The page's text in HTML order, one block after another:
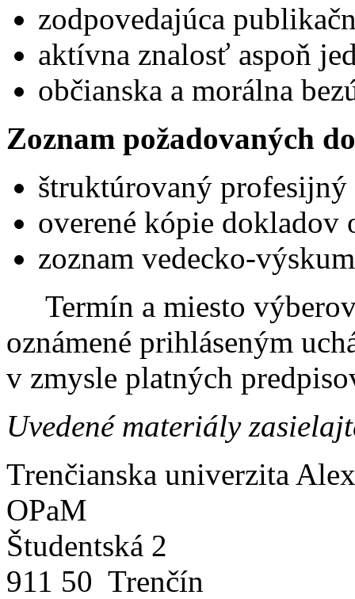
zodpovedajúca
aktívna znalosť aspoň
občianska a morálna
Zoznam požadovaných
štruktúrovaný
overené kópie dokladov
zoznam vedecko-
Termín a miesto
oznámené prihláseným
v zmysle platných
Uvedené materiály
Trenčianska univerzita
OPaM
Študentská 2
911 50 Trenčín